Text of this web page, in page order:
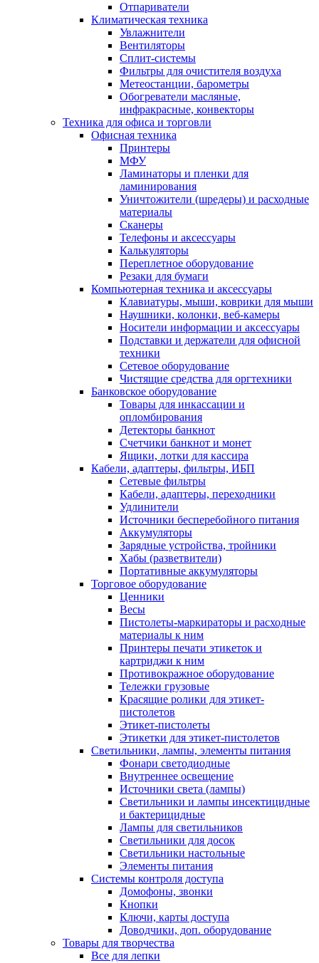
Отпариватели
Климатическая техника
Увлажнители
Вентиляторы
Сплит-системы
Фильтры для очистителя воздуха
Метеостанции, барометры
Обогреватели масляные,
инфракрасные, конвекторы
Техника для офиса и торговли
Офисная техника
Принтеры
МФУ
Ламинаторы и пленки для
ламинирования
Уничтожители (шредеры) и расходные
материалы
Сканеры
Телефоны и аксессуары
Калькуляторы
Переплетное оборудование
Резаки для бумаги
Компьютерная техника и аксессуары
Клавиатуры, мыши, коврики для мыши
Наушники, колонки, веб-камеры
Носители информации и аксессуары
Подставки и держатели для офисной
техники
Сетевое оборудование
Чистящие средства для оргтехники
Банковское оборудование
Товары для инкассации и
опломбирования
Детекторы банкнот
Счетчики банкнот и монет
Ящики, лотки для кассира
Кабели, адаптеры, фильтры, ИБП
Сетевые фильтры
Кабели, адаптеры, переходники
Удлинители
Источники бесперебойного питания
Аккумуляторы
Зарядные устройства, тройники
Хабы (разветвители)
Портативные аккумуляторы
Торговое оборудование
Ценники
Весы
Пистолеты-маркираторы и расходные
материалы к ним
Принтеры печати этикеток и
картриджи к ним
Противокражное оборудование
Тележки грузовые
Красящие ролики для этикет-
пистолетов
Этикет-пистолеты
Этикетки для этикет-пистолетов
Светильники, лампы, элементы питания
Фонари светодиодные
Внутреннее освещение
Источники света (лампы)
Светильники и лампы инсектицидные
и бактерицидные
Лампы для светильников
Светильники для досок
Светильники настольные
Элементы питания
Системы контроля доступа
Домофоны, звонки
Кнопки
Ключи, карты доступа
Доводчики, доп. оборудование
Товары для творчества
Все для лепки